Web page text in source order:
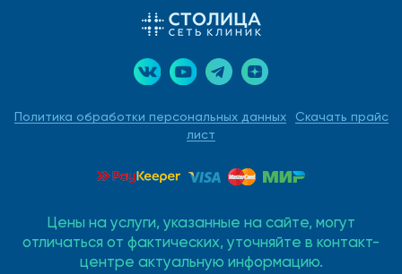
Политика обработки персональных данных
Скачать прайс
лист
Цены на услуги, указанные на сайте, могут
отличаться от фактических, уточняйте в контакт-
центре актуальную информацию.